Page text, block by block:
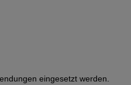
eingesetzt werden.